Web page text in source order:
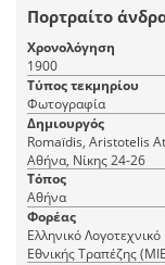
Πορτραίτο
Χρονολόγηση
1900
Τύπος τεκμηρίου
Φωτογραφία
Δημιουργός
Romaїdis, Aristotelis Athens, 24-26 Nikis Str., Ρωμαΐδης, Αριστοτέλης
Αθήνα, Νίκης 24-26
Τόπος
Αθήνα
Φορέας
Ελληνικό
Εθνικής Τραπέζης